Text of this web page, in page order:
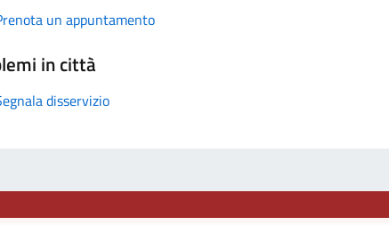
un appuntamento
in città
disservizio